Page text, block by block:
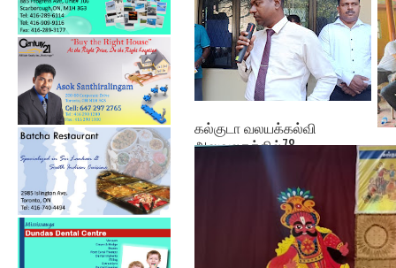
கல்குடா வலயக்கல்வி
அலுவலகத்தில்78 ...